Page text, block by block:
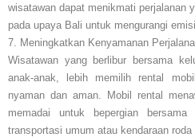
wisatawan dapat menikmati perjalanan
pada upaya Bali untuk mengurangi
7. Meningkatkan Kenyamanan
Wisatawan yang berlibur bersama
anak-anak, lebih memilih rental
nyaman dan aman. Mobil rental
memadai untuk bepergian bersama
transportasi umum atau kendaraan roda